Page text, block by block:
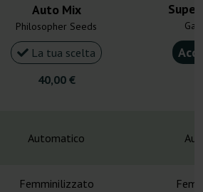
Auto Mix
Philosopher Seeds
La tua scelta
40,00 €
Automatico
Femminilizzato